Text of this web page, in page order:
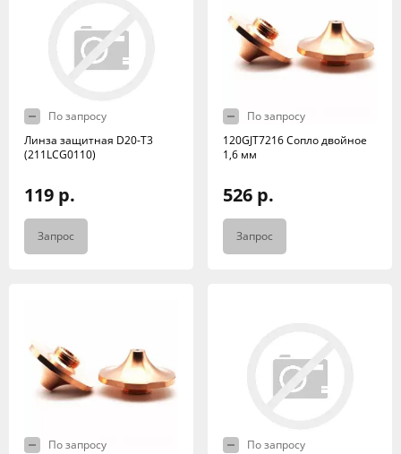
По запросу
Линза защитная D20-T3
(211LCG0110)
119 р.
Запрос
По запросу
120GJT7216 Сопло двойное
1,6 мм
526 р.
Запрос
По запросу
По запросу